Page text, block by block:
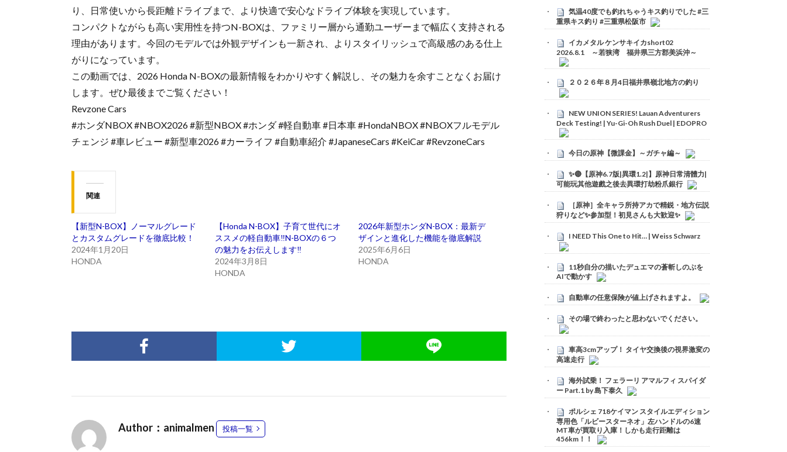
り、日常使いから長距離ドライブまで、より快適で安心なドライブ体験を実現しています。
コンパクトながらも高い実用性を持つN-BOXは、ファミリー層から通勤ユーザーまで幅広く支持される
理由があります。今回のモデルでは外観デザインも一新され、よりスタイリッシュで高級感のある仕上
がりになっています。
この動画では、2026 Honda N-BOXの最新情報をわかりやすく解説し、その魅力を余すことなくお届け
します。ぜひ最後までご覧ください！
Revzone Cars
#ホンダNBOX #NBOX2026 #新型NBOX #ホンダ #軽自動車 #日本車 #HondaNBOX #NBOXフルモデル
チェンジ #車レビュー #新型車2026 #カーライフ #自動車紹介 #JapaneseCars #KeiCar #RevzoneCars
関連
【新型N-BOX】ノーマルグレード
とカスタムグレードを徹底比較！
2024年1月20日
HONDA
【Honda N-BOX】子育て世代にオ
ススメの軽自動車‼N-BOXの６つ
の魅力をお伝えします‼
2024年3月8日
HONDA
2026年新型ホンダN-BOX：最新デ
ザインと進化した機能を徹底解説
2025年6月6日
HONDA
Author：animalmen 投稿一覧
気温40度でも釣れちゃうキス釣りでした #三
重県キス釣り #三重県松阪市
イカメタル ケンサキイカshort02
2026.8.1 ～若狭湾 福井県三方郡美浜沖～
２０２６年８月4日福井県嶺北地方の釣り
NEW UNION SERIES! Lauan Adventurers
Deck Testing! | Yu-Gi-Oh Rush Duel | EDOPRO
今日の原神【微課金】～ガチャ編～
✨🔴【原神6.7版|異環1.2|】原神日常清體力|
可能玩其他遊戲之後去異環打劫粉爪銀行
［原神］全キャラ所持アカで精鋭・地方伝説
狩りなど✨参加型！初見さんも大歓迎✨
I NEED This One to Hit… | Weiss Schwarz
11秒自分の描いたデュエマの蒼斬しのぶを
AIで動かす
自動車の任意保険が値上げされますよ。
その場で終わったと思わないでください。
車高3cmアップ！ タイヤ交換後の視界激変の
高速走行
海外試乗！ フェラーリ アマルフィ スパイダ
ー Part.1 by 島下泰久
ポルシェ 718ケイマン スタイルエディション
専用色「ルビースターネオ」左ハンドルの6速
MT車が買取り入庫！しかも走行距離は
456km！！